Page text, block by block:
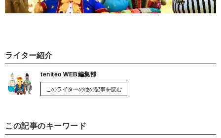
ライター紹介
teniteo WEB編集部
このライターの他の記事を読む
この記事のキーワード